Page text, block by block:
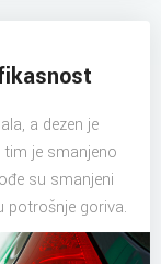
a dezen je
tim je smanjeno
su smanjeni
potrošnje goriva.